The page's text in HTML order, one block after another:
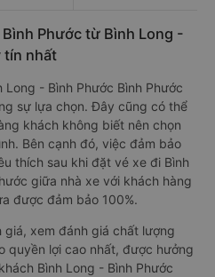
Phước từ Bình Long -
tín nhất
- Bình Phước Bình Phước
sự lựa chọn. Đây cũng có thể
khách không biết nên chọn
Bên cạnh đó, việc đảm bảo
thích sau khi đặt vé xe đi Bình
giữa nhà xe với khách hàng
được đảm bảo 100%.
giá, xem đánh giá chất lượng
quyền lợi cao nhất, được hưởng
Bình Long - Bình Phước